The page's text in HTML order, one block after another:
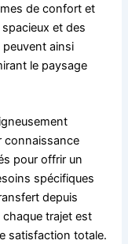
de confort et
et des
ainsi
le paysage
connaissance
pour offrir un
spécifiques
depuis
chaque trajet est
satisfaction totale.